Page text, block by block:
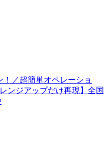
／超簡単オペレーショ
ンジアップだけ再現】全国